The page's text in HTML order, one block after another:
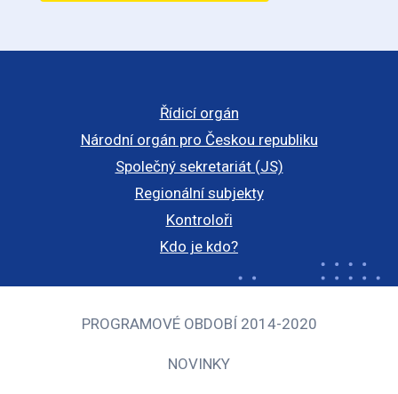
Řídicí orgán
Národní orgán pro Českou republiku
Společný sekretariát (JS)
Regionální subjekty
Kontroloři
Kdo je kdo?
PROGRAMOVÉ OBDOBÍ 2014-2020
NOVINKY